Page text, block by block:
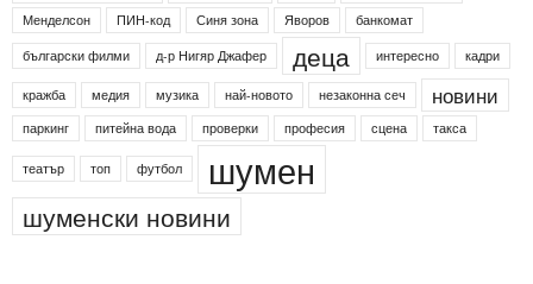
Менделсон
ПИН-код Синя зона Яворов
банкомат
български филми
д-р Нигяр Джафер деца интересно кадри
кражба медия музика най-новото незаконна сеч новини
паркинг питейна вода проверки професия сцена такса
театър топ футбол шумен
шуменски новини